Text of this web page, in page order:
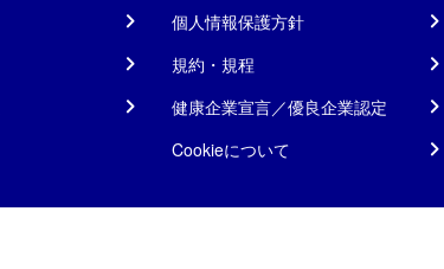
個人情報保護方針
規約・規程
健康企業宣言／優良企業認定
Cookieについて